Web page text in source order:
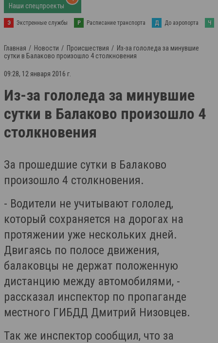
Наши спецпроекты
Э Экстренные службы Р Расписание транспорта Д До аэропорта Ч
Главная Новости Происшествия
Из-за гололеда за минувшие
сутки в Балаково произошло 4 столкновения
09:28, 12 января 2016 г.
Из-за гололеда за минувшие
сутки в Балаково произошло 4
столкновения
За прошедшие сутки в Балаково
произошло 4 столкновения.
- Водители не учитывают гололед,
который сохраняется на дорогах на
протяжении уже нескольких дней.
Двигаясь по полосе движения,
балаковцы не держат положенную
дистанцию между автомобилями, -
рассказал инспектор по пропаганде
местного ГИБДД Дмитрий Низовцев.
Так же инспектор сообщил, что за